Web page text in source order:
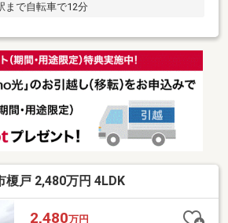
まで自転車で12分
榎戸 2,480万円 4LDK
2,480万円